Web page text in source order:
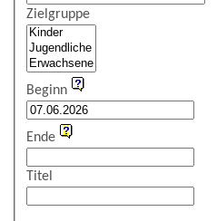
Zielgruppe
Beginn
Ende
Titel